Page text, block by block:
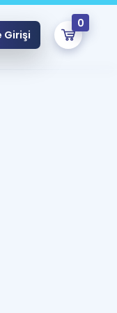
Girişi
0
eğitim seni bekliyor!